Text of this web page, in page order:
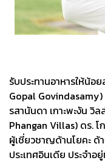
รับประทานอาหารให้น้อ
Gopal
รสานันดา เกาะพะงัน วิ
Phangan Villas) ดร.
ผู้เชี่ยวชาญด้านโยคะ ด้
ประเทศอินเดีย ประจำ